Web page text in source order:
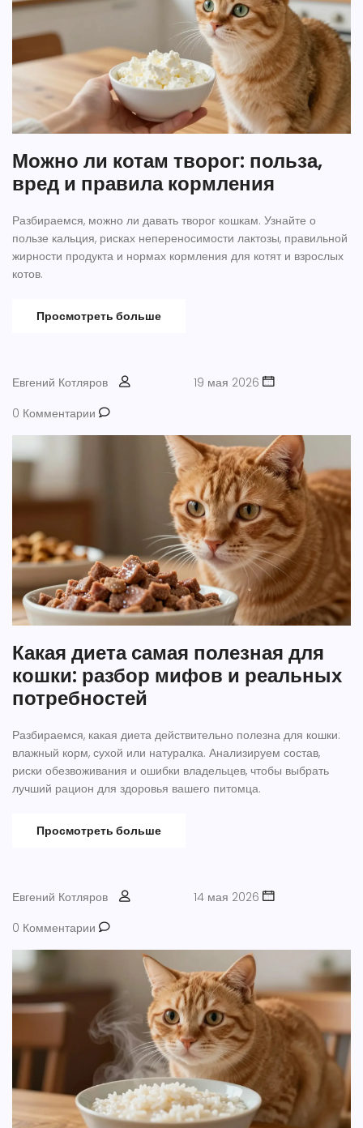
Можно ли котам творог: польза,
вред и правила кормления
Разбираемся, можно ли давать творог кошкам. Узнайте о
пользе кальция, рисках непереносимости лактозы, правильной
жирности продукта и нормах кормления для котят и взрослых
котов.
Просмотреть больше
Евгений Котляров
19 мая 2026
0 Комментарии
Какая диета самая полезная для
кошки: разбор мифов и реальных
потребностей
Разбираемся, какая диета действительно полезна для кошки:
влажный корм, сухой или натуралка. Анализируем состав,
риски обезвоживания и ошибки владельцев, чтобы выбрать
лучший рацион для здоровья вашего питомца.
Просмотреть больше
Евгений Котляров
14 мая 2026
0 Комментарии